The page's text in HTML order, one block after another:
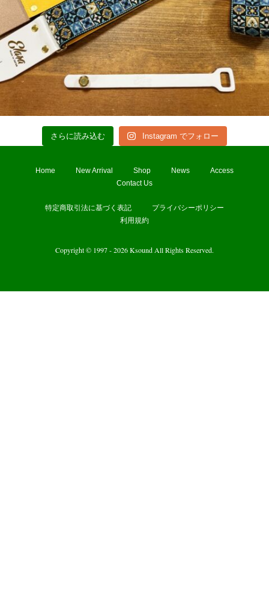
さらに読み込む Instagram でフォロー
Home New Arrival Shop News
Access
Contact Us
特定商取引法に基づく表記
プライバシーポリシー
利用規約
Copyright © 1997 - 2026 Ksound All Rights Reserved.